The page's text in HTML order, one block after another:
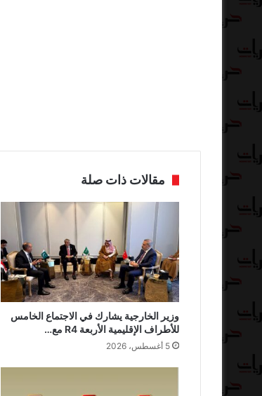
مقالات ذات صلة
وزير الخارجية يشارك في الاجتماع الخامس
للأطراف الإقليمية الأربعة R4 مع…
5 أغسطس، 2026